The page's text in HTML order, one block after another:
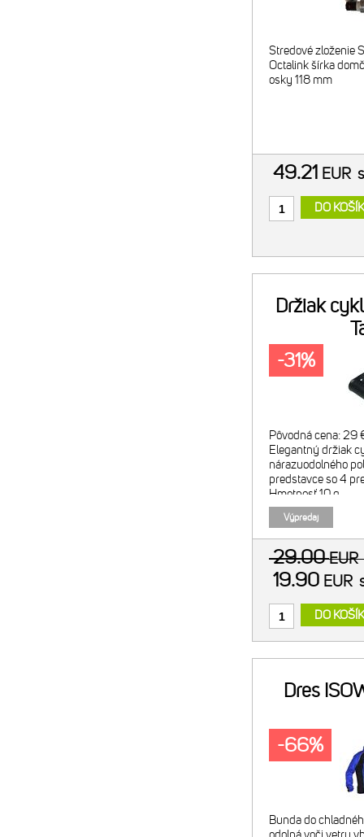
Stredové zloženie
Octalink šírka
osky 118 mm
49.21 EUR
DO
Držiak
Pôvodná cena: 29
Elegantný držiak
nárazuodolného
predstavce so 4
Hmotnosť 10 g.
Výpredaj
-31%
29.00EUR
19.90 EUR
DO
Dres
Bunda do
-66%